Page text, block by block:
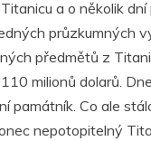
a o několik
průzkumných
předmětů z
milionů dolarů.
památník. Co ale
nepotopitelný